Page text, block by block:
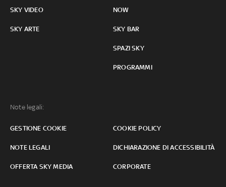
SKY VIDEO
SKY ARTE
NOW
SKY BAR
SPAZI SKY
PROGRAMMI
Note legali:
GESTIONE COOKIE COOKIE POLICY
NOTE LEGALI DICHIARAZIONE DI ACCESSIBILITÀ
OFFERTA SKY MEDIA CORPORATE